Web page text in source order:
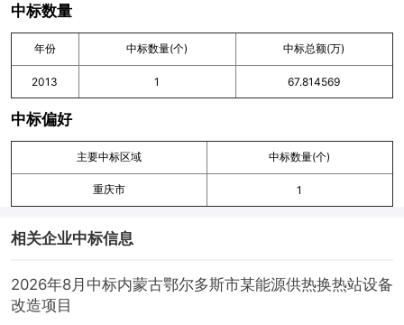
中标数量
年份 中标数量(个) 中标总额(万)
2013 1 67.814569
中标偏好
主要中标区域 中标数量(个)
重庆市 1
相关企业中标信息
2026年8月中标内蒙古鄂尔多斯市某能源供热换热站设备
改造项目